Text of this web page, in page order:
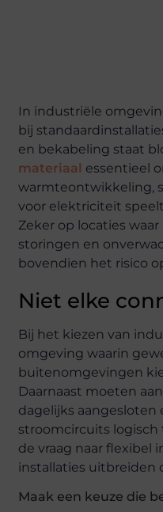
In industriële
bij
en bekabeling staat
materiaal essentieel
warmteontwikkeling,
voor elektriciteit
Zeker op locaties
storingen en
bovendien het risico
Niet elke
Bij het kiezen van
omgeving waarin
buitenomgevingen
Daarnaast moeten
dagelijks
stroomcircuits logisch
de vraag naar flexibel
installaties uitbreiden
Maak een keuze die